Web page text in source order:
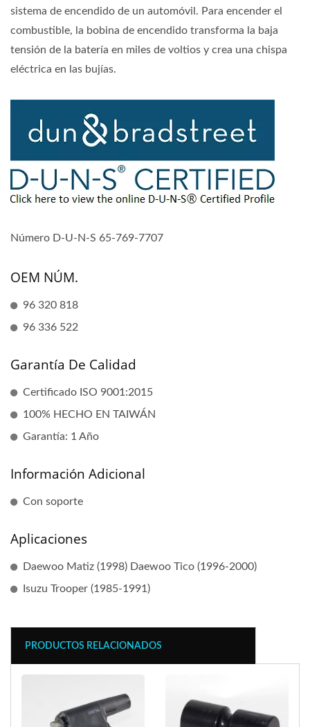
sistema de encendido de un automóvil. Para encender el
combustible, la bobina de encendido transforma la baja
tensión de la batería en miles de voltios y crea una chispa
eléctrica en las bujías.
Número D-U-N-S 65-769-7707
OEM NÚM.
96 320 818
96 336 522
Garantía De Calidad
Certificado ISO 9001:2015
100% HECHO EN TAIWÁN
Garantía: 1 Año
Información Adicional
Con soporte
Aplicaciones
Daewoo Matiz (1998) Daewoo Tico (1996-2000)
Isuzu Trooper (1985-1991)
PRODUCTOS RELACIONADOS